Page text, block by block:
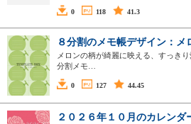
0 118 41.3
８分割のメモ帳デザイン：メ
メロンの柄が綺麗に映える、すっき
分割メモ…
0 127 44.45
２０２６年１０月のカレンダ